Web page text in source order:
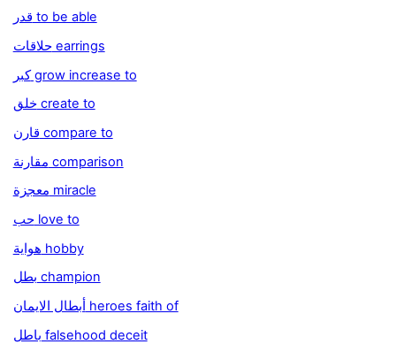
قدر to be able
حلاقات earrings
كبر grow increase to
خلق create to
قارن compare to
مقارنة comparison
معجزة miracle
حب love to
هواية hobby
بطل champion
أبطال الايمان heroes faith of
باطل falsehood deceit